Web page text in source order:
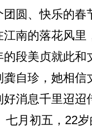
圆、快乐的春
南的落花风里
段美贞就此和
自珍，她相信
消息千里迢迢
七月初五，22